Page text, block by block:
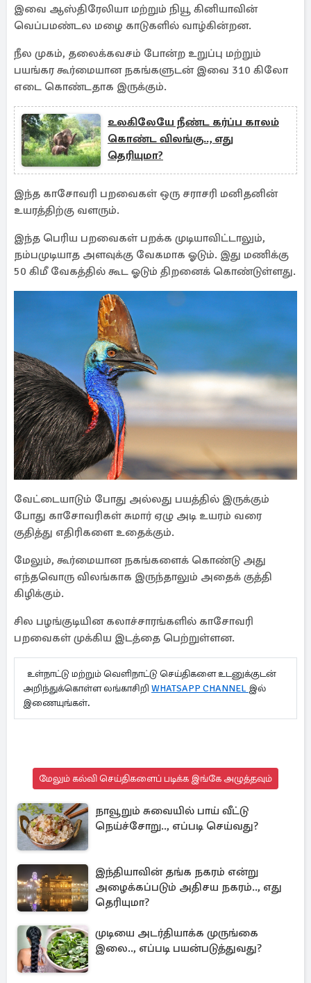
இவை ஆஸ்திரேலியா மற்றும் நியூ கினியாவின்
வெப்பமண்டல மழை காடுகளில் வாழ்கின்றன.
நீல முகம், தலைக்கவசம் போன்ற உறுப்பு மற்றும்
பயங்கர கூர்மையான நகங்களுடன் இவை 310 கிலோ
எடை கொண்டதாக இருக்கும்.
உலகிலேயே நீண்ட கர்ப்ப காலம்
கொண்ட விலங்கு.., எது
தெரியுமா?
இந்த காசோவரி பறவைகள் ஒரு சராசரி மனிதனின்
உயரத்திற்கு வளரும்.
இந்த பெரிய பறவைகள் பறக்க முடியாவிட்டாலும்,
நம்பமுடியாத அளவுக்கு வேகமாக ஓடும். இது மணிக்கு
50 கிமீ வேகத்தில் கூட ஓடும் திறனைக் கொண்டுள்ளது.
வேட்டையாடும் போது அல்லது பயத்தில் இருக்கும்
போது காசோவரிகள் சுமார் ஏழு அடி உயரம் வரை
குதித்து எதிரிகளை உதைக்கும்.
மேலும், கூர்மையான நகங்களைக் கொண்டு அது
எந்தவொரு விலங்காக இருந்தாலும் அதைக் குத்தி
கிழிக்கும்.
சில பழங்குடியின கலாச்சாரங்களில் காசோவரி
பறவைகள் முக்கிய இடத்தை பெற்றுள்ளன.
உள்நாட்டு மற்றும் வெளிநாட்டு செய்திகளை உடனுக்குடன்
அறிந்துக்கொள்ள லங்காசிறி WHATSAPP CHANNEL இல்
இணையுங்கள்.
மேலும் கல்வி செய்திகளைப் படிக்க இங்கே அழுத்தவும்
நாவூறும் சுவையில் பாய் வீட்டு
நெய்ச்சோறு.., எப்படி செய்வது?
இந்தியாவின் தங்க நகரம் என்று
அழைக்கப்படும் அதிசய நகரம்.., எது
தெரியுமா?
முடியை அடர்தியாக்க முருங்கை
இலை.., எப்படி பயன்படுத்துவது?